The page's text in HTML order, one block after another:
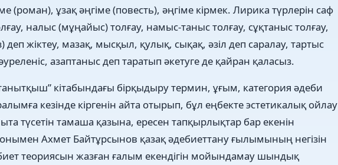
(роман), ұзақ әңгіме (повесть), әңгіме кірмек. Лирика түрлерін саф
налыс (мұңайыс) толғау, намыс-таныс толғау, сұқтаныс толғау,
деп жіктеу, мазақ, мысқыл, қулық, сықақ, әзіл деп саралау, тартыс
азаптаныс деп таратып әкетуге де қайран қаласыз.
кітабындағы бірқыдыру термин, ұғым, категория әдеби
кезінде кіргенін айта отырып, бұл еңбекте эстетикалық ойлау
түсетін тамаша қазына, ересен тапқырлықтар бар екенін
Ахмет Байтұрсынов қазақ әдебиеттану ғылымының негізін
теориясын жазған ғалым екендігін мойындамау шындық